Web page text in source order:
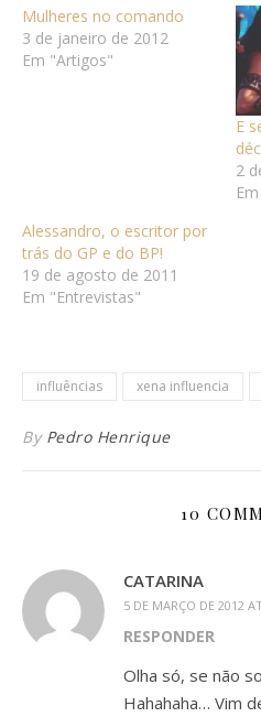
Mulheres no comando
3 de janeiro de 2012
Em "Artigos"
E
2
Alessandro, o escritor por
trás do GP e do BP!
19 de agosto de 2011
Em "Entrevistas"
influências xena influencia
By Pedro Henrique
10
CATARINA
5 DE MARÇO DE 2012
RESPONDER
Olha só, se não
Hahahaha… Vim